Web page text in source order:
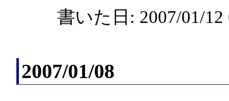
書いた日: 2007/01/
2007/01/08